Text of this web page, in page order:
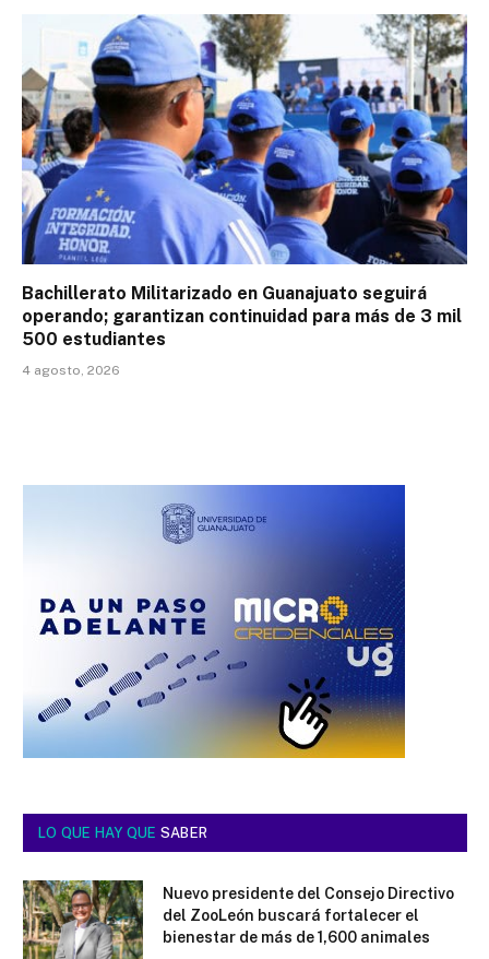
Bachillerato Militarizado en Guanajuato seguirá
operando; garantizan continuidad para más de 3 mil
500 estudiantes
4 agosto, 2026
LO QUE HAY QUE SABER
Nuevo presidente del Consejo Directivo
del ZooLeón buscará fortalecer el
bienestar de más de 1,600 animales